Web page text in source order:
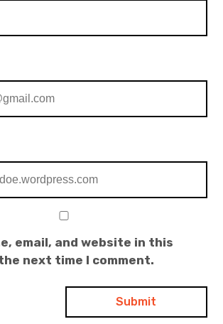
email, and website in this
next time I comment.